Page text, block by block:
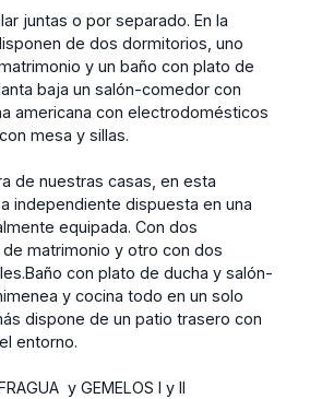
juntas o por separado. En la
de dos dormitorios, uno
y un baño con plato de
baja un salón-comedor con
americana con electrodomésticos
mesa y sillas.
de nuestras casas, en esta
independiente dispuesta en una
equipada. Con dos
matrimonio y otro con dos
con plato de ducha y salón-
y cocina todo en un solo
dispone de un patio trasero con
entorno.
y GEMELOS I y II